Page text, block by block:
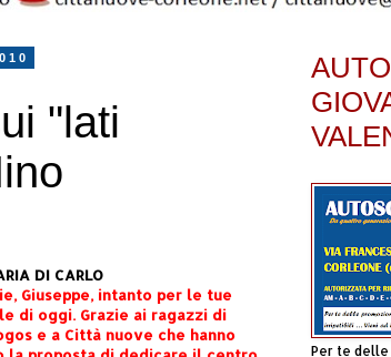
"lati
DI CARLO
Giuseppe, intanto per le tue
di oggi. Grazie ai ragazzi di
e a Città nuove che hanno
Per te